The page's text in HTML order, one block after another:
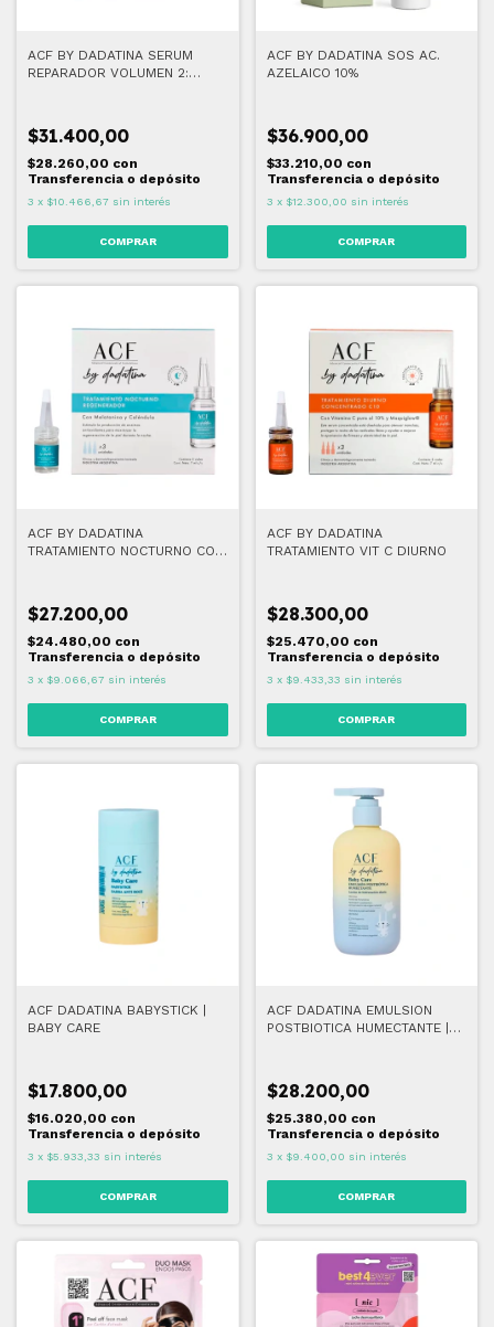
ACF BY DADATINA SERUM
REPARADOR VOLUMEN 2:
$31.400,00
$28.260,00 con
Transferencia o depósito
3 x $10.466,67 sin interés
ACF BY DADATINA SOS AC.
AZELAICO 10%
$36.900,00
$33.210,00 con
Transferencia o depósito
3 x $12.300,00 sin interés
ACF BY DADATINA
TRATAMIENTO NOCTURNO CON
$27.200,00
$24.480,00 con
Transferencia o depósito
3 x $9.066,67 sin interés
ACF BY DADATINA
TRATAMIENTO VIT C DIURNO
$28.300,00
$25.470,00 con
Transferencia o depósito
3 x $9.433,33 sin interés
ACF DADATINA BABYSTICK |
BABY CARE
$17.800,00
$16.020,00 con
Transferencia o depósito
3 x $5.933,33 sin interés
ACF DADATINA EMULSION
POSTBIOTICA HUMECTANTE |
$28.200,00
$25.380,00 con
Transferencia o depósito
3 x $9.400,00 sin interés